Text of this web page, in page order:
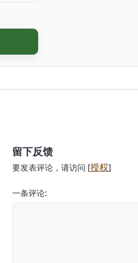
留下反馈
要发表评论，请访问 [授权]
一条评论: